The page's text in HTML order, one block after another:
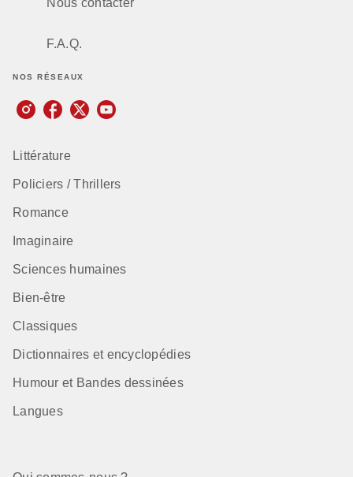
Nous contacter
F.A.Q.
NOS RÉSEAUX
Littérature
Policiers / Thrillers
Romance
Imaginaire
Sciences humaines
Bien-être
Classiques
Dictionnaires et encyclopédies
Humour et Bandes dessinées
Langues